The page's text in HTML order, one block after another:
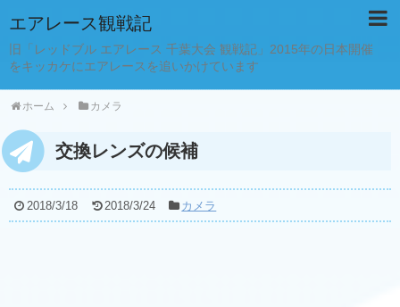
エアレース観戦記
旧「レッドブル エアレース 千葉大会 観戦記」2015年の日本開催
をキッカケにエアレースを追いかけています
ホーム カメラ
交換レンズの候補
2018/3/18 2018/3/24 カメラ